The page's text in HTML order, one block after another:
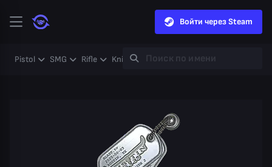
Войти через Steam
Pistol SMG Rifle Knife Gloves Heavy